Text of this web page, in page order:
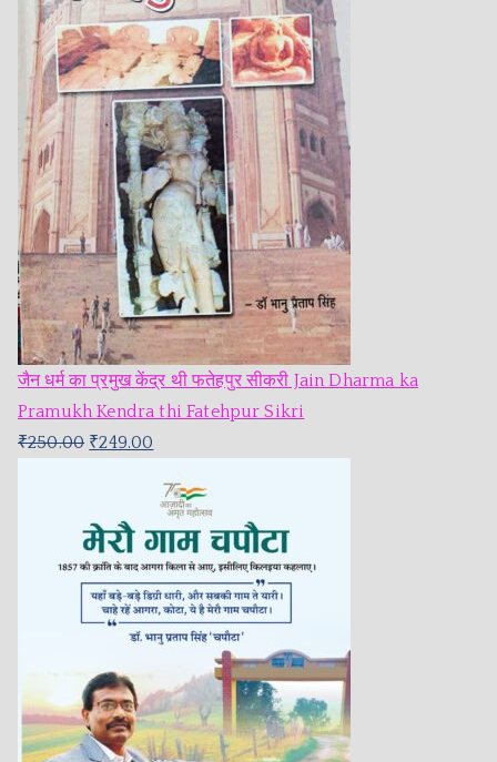
जैन धर्म का प्रमुख केंद्र थी फतेहपुर सीकरी Jain Dharma ka
Pramukh Kendra thi Fatehpur Sikri
₹250.00 ₹249.00